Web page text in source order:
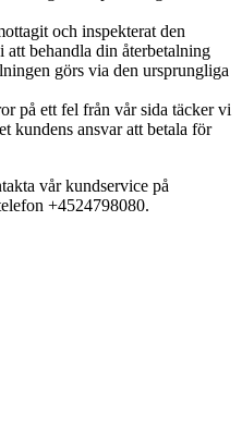
och inspekterat den
att behandla din återbetalning
görs via den ursprungliga
på ett fel från vår sida täcker vi
kundens ansvar att betala för
vår kundservice på
+4524798080.